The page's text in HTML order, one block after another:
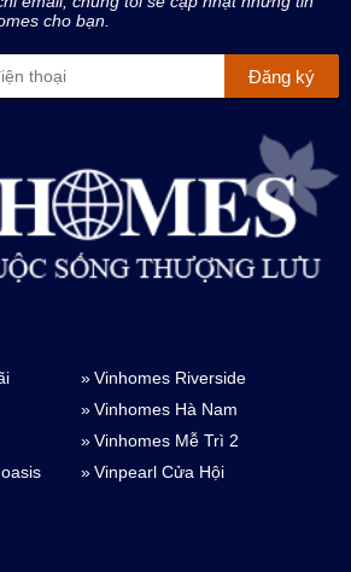
cho bạn.
Vinhomes Riverside
Vinhomes Hà Nam
Vinhomes Mễ Trì 2
Vinpearl Cửa Hội